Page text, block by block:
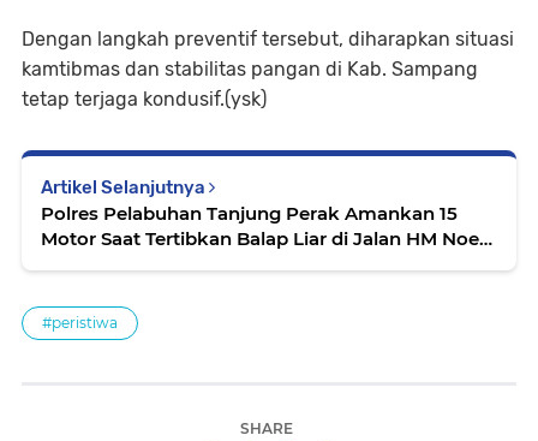
Dengan langkah preventif tersebut, diharapkan situasi
kamtibmas dan stabilitas pangan di Kab. Sampang
tetap terjaga kondusif.(ysk)
Artikel Selanjutnya
Polres Pelabuhan Tanjung Perak Amankan 15
Motor Saat Tertibkan Balap Liar di Jalan HM Noer
#peristiwa
SHARE